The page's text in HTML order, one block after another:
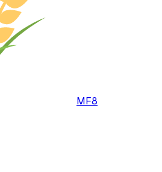
MF8